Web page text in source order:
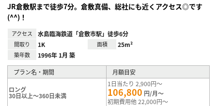
JR倉敷駅まで徒歩7分。倉敷真備、総社にも近くアクセス◎です
(^^)！
アクセス 水島臨海鉄道「倉敷市駅」徒歩6分
間取り 1K 面積 25m²
築年数 1996年 1月 築
プラン名・期間 月額目安
ロング
30日以上～360日未満
1日当たり 2,900円～
106,800 円/月～
初期費用他 22,000円～